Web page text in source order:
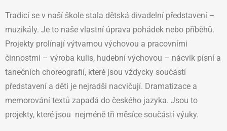
Tradicí se v naší škole stala dětská divadelní představení –
muzikály. Je to naše vlastní úprava pohádek nebo příběhů.
Projekty prolínají výtvarnou výchovou a pracovními
činnostmi – výroba kulis, hudební výchovou – nácvik písní a
tanečních choreografií, které jsou vždycky součástí
představení a děti je nejradši nacvičují. Dramatizace a
memorování textů zapadá do českého jazyka. Jsou to
projekty, které jsou nejméně tři měsíce součástí výuky.